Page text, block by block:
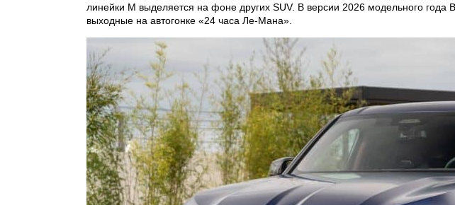
линейки M выделяется на фоне других SUV. В версии 2026 модельного года
выходные на автогонке «24 часа Ле-Мана».